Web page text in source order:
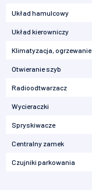
Układ hamulcowy
Układ kierowniczy
Klimatyzacja, ogrzewanie
Otwieranie szyb
Radioodtwarzacz
Wycieraczki
Spryskiwacze
Centralny zamek
Czujniki parkowania